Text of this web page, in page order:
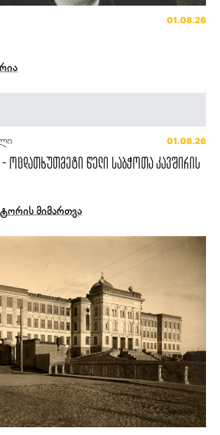
01.08.26
01.08.26
- ოცდათხუთმეტი წელი საბჭოთა კავშირის
მიმართვა